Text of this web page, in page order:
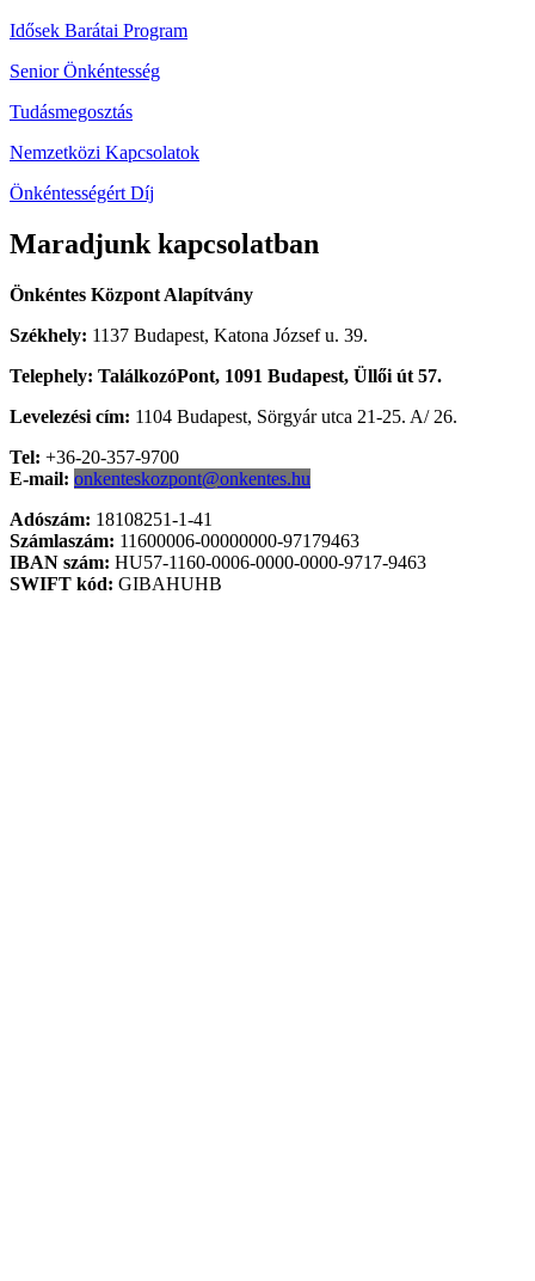
Idősek Barátai Program
Senior Önkéntesség
Tudásmegosztás
Nemzetközi Kapcsolatok
Önkéntességért Díj
Maradjunk kapcsolatban
Önkéntes Központ Alapítvány
Székhely: 1137 Budapest, Katona József u. 39.
Telephely: TalálkozóPont, 1091 Budapest, Üllői út 57.
Levelezési cím: 1104 Budapest, Sörgyár utca 21-25. A/ 26.
Tel: +36-20-357-9700
E-mail: onkenteskozpont@onkentes.hu
Adószám: 18108251-1-41
Számlaszám: 11600006-00000000-97179463
IBAN szám: HU57-1160-0006-0000-0000-9717-9463
SWIFT kód: GIBAHUHB